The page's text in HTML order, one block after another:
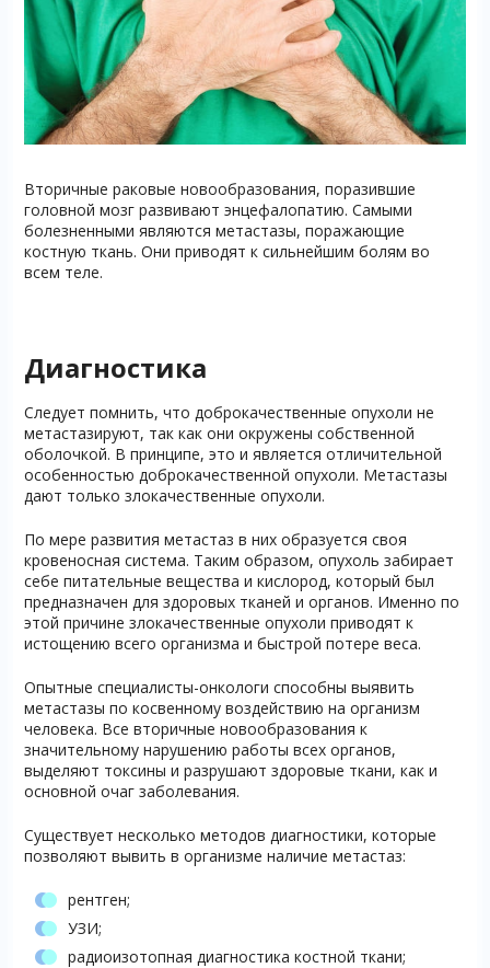
Вторичные раковые новообразования, поразившие
головной мозг развивают энцефалопатию. Самыми
болезненными являются метастазы, поражающие
костную ткань. Они приводят к сильнейшим болям во
всем теле.
Диагностика
Следует помнить, что доброкачественные опухоли не
метастазируют, так как они окружены собственной
оболочкой. В принципе, это и является отличительной
особенностью доброкачественной опухоли. Метастазы
дают только злокачественные опухоли.
По мере развития метастаз в них образуется своя
кровеносная система. Таким образом, опухоль забирает
себе питательные вещества и кислород, который был
предназначен для здоровых тканей и органов. Именно по
этой причине злокачественные опухоли приводят к
истощению всего организма и быстрой потере веса.
Опытные специалисты-онкологи способны выявить
метастазы по косвенному воздействию на организм
человека. Все вторичные новообразования к
значительному нарушению работы всех органов,
выделяют токсины и разрушают здоровые ткани, как и
основной очаг заболевания.
Существует несколько методов диагностики, которые
позволяют вывить в организме наличие метастаз:
рентген;
УЗИ;
радиоизотопная диагностика костной ткани;